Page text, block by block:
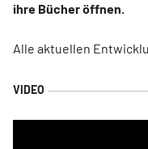
ihre Bücher öffnen.
Alle aktuellen